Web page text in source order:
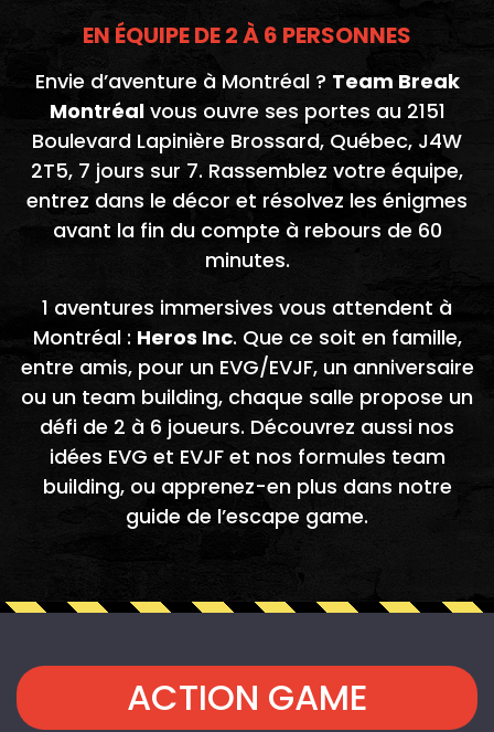
EN ÉQUIPE DE 2 À 6 PERSONNES
Envie d’aventure à Montréal ? Team Break
Montréalvous ouvre ses portes au 2151
Boulevard Lapinière Brossard, Québec, J4W
2T5, 7 jours sur 7. Rassemblez votre équipe,
entrez dans le décor et résolvez les énigmes
avant la fin du compte à rebours de 60
minutes.
1 aventures immersives vous attendent à
Montréal : Heros Inc. Que ce soit en famille,
entre amis, pour un EVG/EVJF, un anniversaire
ou un team building, chaque salle propose un
défi de 2 à 6 joueurs. Découvrez aussi nos
idées EVG et EVJFet nos formules team
building, ou apprenez-en plus dans notre
guide de l’escape game.
ACTION GAME